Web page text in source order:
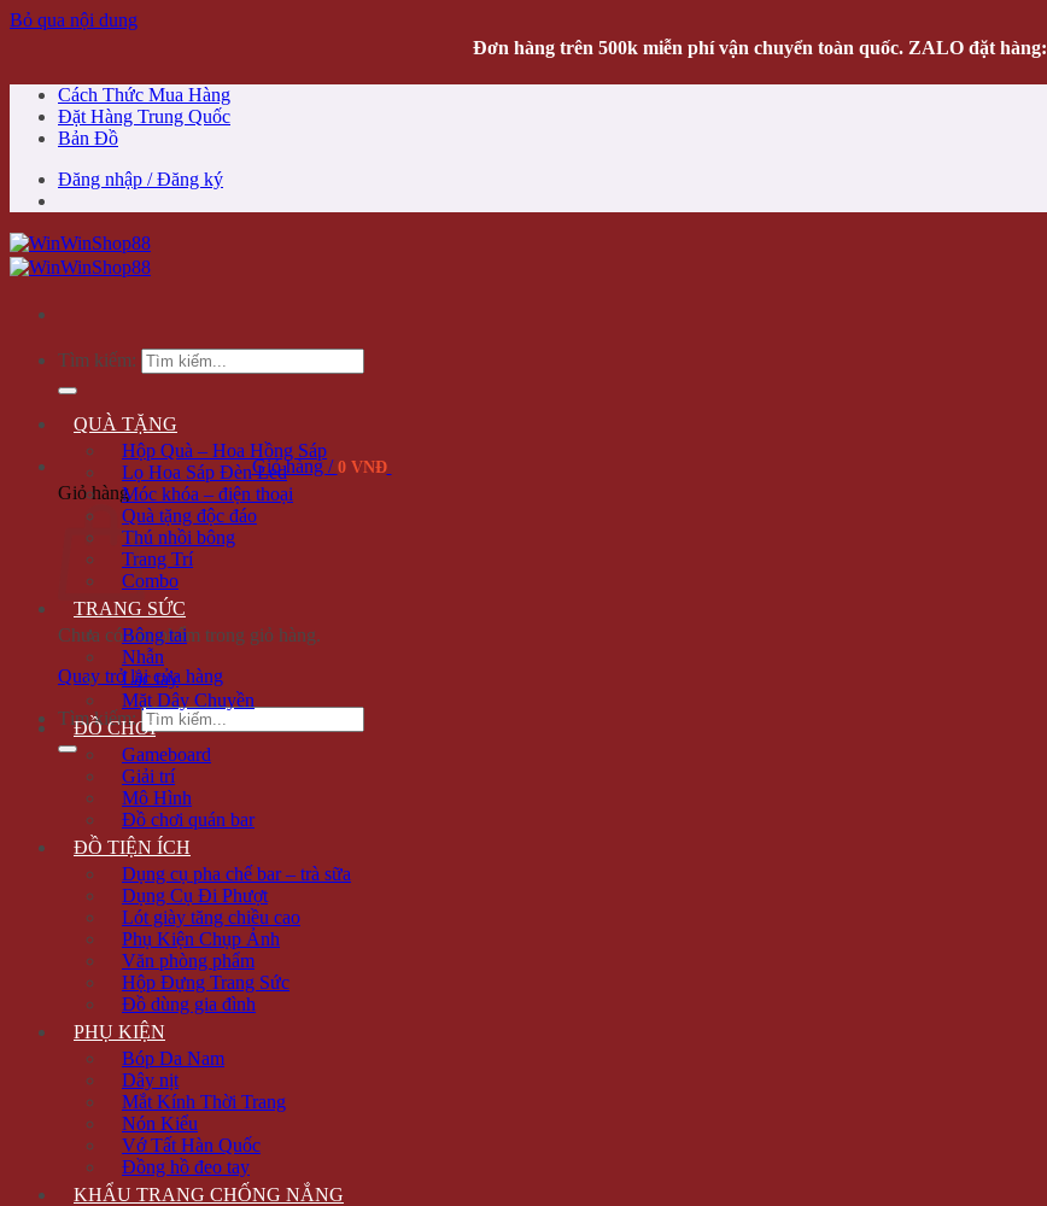
Bỏ qua nội dung
Đơn hàng trên 500k miễn phí vận chuyển toàn quốc. ZALO đặt hàng:
Cách Thức Mua Hàng
Đặt Hàng Trung Quốc
Bản Đồ
Đăng nhập / Đăng ký
Tìm kiếm:
Giỏ hàng / 0 VNĐ
Giỏ hàng
Chưa có sản phẩm trong giỏ hàng.
Quay trở lại cửa hàng
Tìm kiếm:
QUÀ TẶNG
Hộp Quà – Hoa Hồng Sáp
Lọ Hoa Sáp Đèn Led
Móc khóa – điện thoại
Quà tặng độc đáo
Thú nhồi bông
Trang Trí
Combo
TRANG SỨC
Bông tai
Nhẫn
Lắc tay
Mặt Dây Chuyền
ĐỒ CHƠI
Gameboard
Giải trí
Mô Hình
Đồ chơi quán bar
ĐỒ TIỆN ÍCH
Dụng cụ pha chế bar – trà sữa
Dụng Cụ Đi Phượt
Lót giày tăng chiều cao
Phụ Kiện Chụp Ảnh
Văn phòng phẩm
Hộp Đựng Trang Sức
Đồ dùng gia đình
PHỤ KIỆN
Bóp Da Nam
Dây nịt
Mắt Kính Thời Trang
Nón Kiểu
Vớ Tất Hàn Quốc
Đồng hồ đeo tay
KHẨU TRANG CHỐNG NẮNG